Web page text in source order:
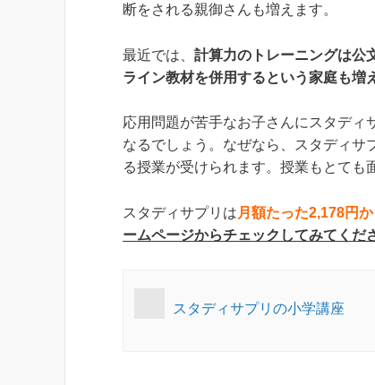
断をされる親御さんも増えます。
最近では、 計算力のトレーニングは公
ライン教材を併用するという家庭も増
応用問題が苦手なお子さんにスタディ
なるでしょう。なぜなら、スタディサ
る授業が受けられます。授業もとても
スタディサプリは 月額たった2,178円
ームページからチェックしてみてくだ
スタディサプリの小学講座